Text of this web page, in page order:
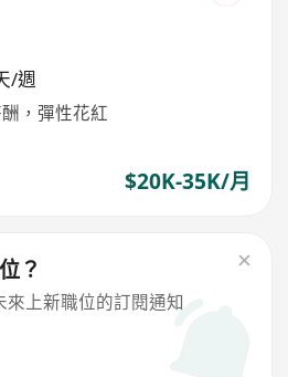
/週
，彈性花紅
$20K-35K/月
？
上新職位的訂閱通知